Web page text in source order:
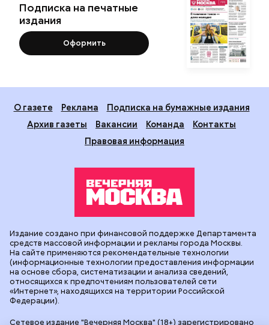
Подписка на печатные
издания
Оформить
О газете Реклама
Подписка на бумажные издания
Архив газеты
Вакансии Команда
Контакты
Правовая информация
Сетевое издание "Вечерняя Москва" (18+) зарегистрировано
Издание создано при финансовой поддержке Департамента
средств массовой информации и рекламы города Москвы.
На сайте применяются рекомендательные технологии
(информационные технологии предоставления информации
на основе сбора, систематизации и анализа сведений,
относящихся к предпочтениям пользователей сети
«Интернет», находящихся на территории Российской
Федерации).